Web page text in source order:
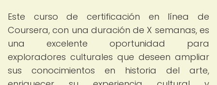
Este curso de certificación en línea de
Coursera, con una duración de X semanas, es
una excelente oportunidad para
exploradores culturales que deseen ampliar
sus conocimientos en historia del arte,